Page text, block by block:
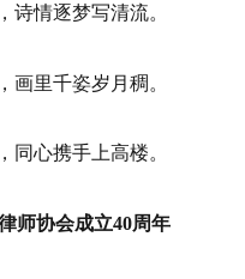
诗情逐梦写清流。
画里千姿岁月稠。
同心携手上高楼。
师协会成立40周年